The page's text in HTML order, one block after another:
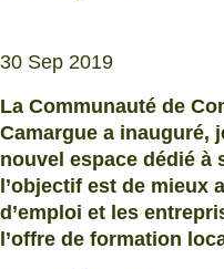
30 Sep 2019
La Communauté de
Camargue a inauguré,
nouvel espace dédié à
l’objectif est de mieux
d’emploi et les
l’offre de formation